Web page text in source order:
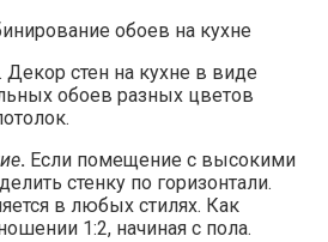
. Декор стен на кухне в виде
обоев разных цветов
. Если помещение с высокими
стенку по горизонтали.
в любых стилях. Как
1:2, начиная с пола.